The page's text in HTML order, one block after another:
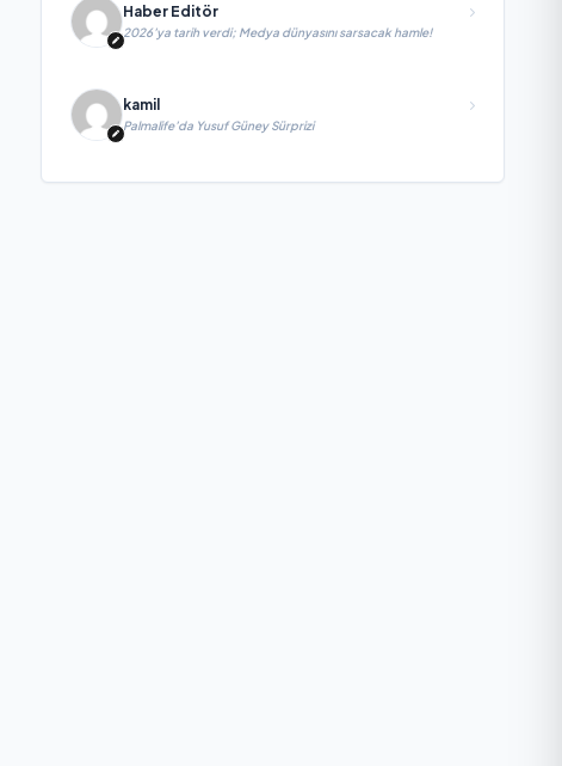
Haber Editör
2026’ya tarih verdi; Medya dünyasını sarsacak hamle!
kamil
Palmalife’da Yusuf Güney Sürprizi